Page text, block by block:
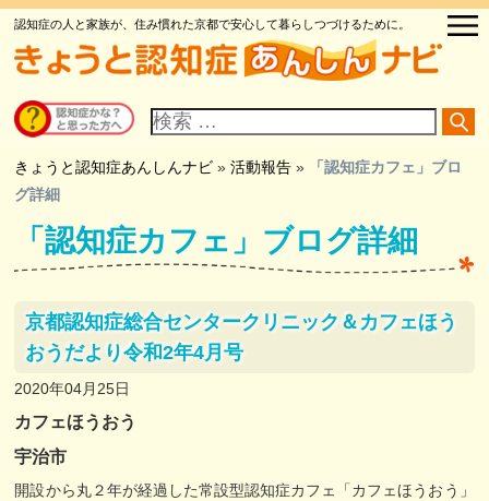
認知症の人と家族が、住み慣れた京都で安心して暮らしつづけるために。
イ
ト
検
索
きょうと認知症あんしんナビ »活動報告 »
「認知症カフェ」ブロ
グ詳細
「認知症カフェ」ブログ詳細
京都認知症総合センタークリニック＆カフェほう
おうだより令和2年4月号
2020年04月25日
カフェほうおう
宇治市
開設から丸２年が経過した常設型認知症カフェ「カフェほうおう」